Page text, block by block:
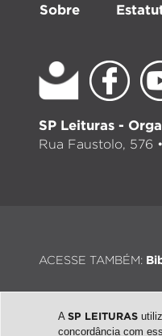
Sobre
SP Leituras -
Rua Faustolo, 576
ACESSE TAMBÉM:
© 2026 - Todos os
A SP LEITURAS
concordância com